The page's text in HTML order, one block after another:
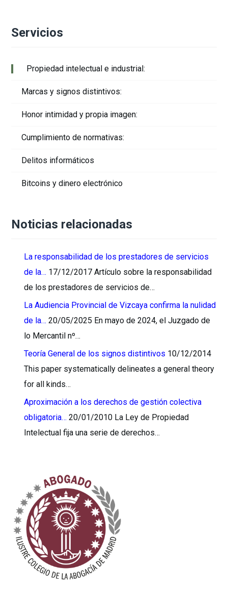
Servicios
Propiedad intelectual e industrial:
Marcas y signos distintivos:
Honor intimidad y propia imagen:
Cumplimiento de normativas:
Delitos informáticos
Bitcoins y dinero electrónico
Noticias relacionadas
La responsabilidad de los prestadores de servicios
de la… 17/12/2017 Artículo sobre la responsabilidad
de los prestadores de servicios de…
La Audiencia Provincial de Vizcaya confirma la nulidad
de la… 20/05/2025 En mayo de 2024, el Juzgado de
lo Mercantil nº…
Teoría General de los signos distintivos 10/12/2014
This paper systematically delineates a general theory
for all kinds…
Aproximación a los derechos de gestión colectiva
obligatoria… 20/01/2010 La Ley de Propiedad
Intelectual fija una serie de derechos…